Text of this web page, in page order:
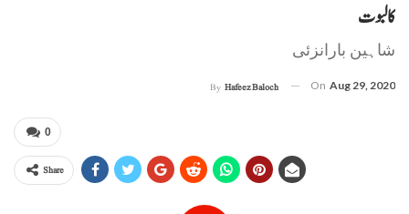
کالبوت
شاہین بارانزئی
By Hafeez Baloch On Aug 29, 2020
0
Share